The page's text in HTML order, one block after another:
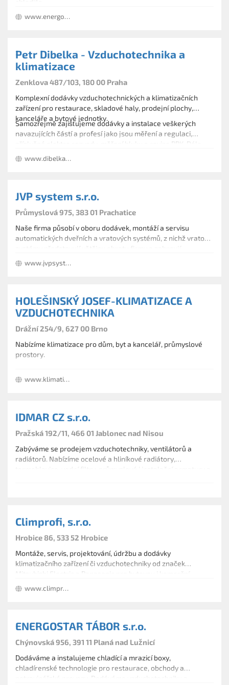
www.energoekonom.cz
Petr Dibelka - Vzduchotechnika a
klimatizace
Zenklova 487/103, 180 00 Praha
Komplexní dodávky vzduchotechnických a klimatizačních
zařízení pro restaurace, skladové haly, prodejní plochy,
kanceláře a bytové jednotky.
Samozřejmě zajišťujeme dodávky a instalace veškerých
navazujících částí a profesí jako jsou měření a regulaci,
příslušné elektro rozvody, měření hluku a revize PPK. Dále
našim zákazníkům nabízíme kompletní servisní služby jak
záruční tak i pozáruční servis, pravidelné servisní prohlídky a
www.dibelka.cz
JVP system s.r.o.
Průmyslová 975, 383 01 Prachatice
Naše firma působí v oboru dodávek, montáží a servisu
automatických dveřních a vratových systémů, z nichž vratové
systémy představují většinu obratu firmy a zahrnují
kompletní sortiment produktů: výklopné, sekční, sekční
stranově odsuvné, rolovací, křídlové, i rychloběžné, jak pro
www.jvpsystem.cz
HOLEŠINSKÝ JOSEF-KLIMATIZACE A
VZDUCHOTECHNIKA
Drážní 254/9, 627 00 Brno
Nabízíme klimatizace pro dům, byt a kancelář, průmyslové
prostory.
www.klimatizace-vzduchotechnika-holesinsky.cz
IDMAR CZ s.r.o.
Pražská 192/11, 466 01 Jablonec nad Nisou
Zabýváme se prodejem vzduchotechniky, ventilátorů a
radiátorů. Nabízíme ocelové a hliníkové radiátory,
termohlavice, vodní filtry, průmyslové i instalační armatury a
Climprofi, s.r.o.
Hrobice 86, 533 52 Hrobice
Montáže, servis, projektování, údržbu a dodávky
klimatizačního zařízení či vzduchotechniky od značek
Mitsubishi Electric a Panasonic pro bytovou i komerční
výstavbu.
www.climprofi.cz
ENERGOSTAR TÁBOR s.r.o.
Chýnovská 956, 391 11 Planá nad Lužnicí
Dodáváme a instalujeme chladící a mrazicí boxy,
chladírenské technologie pro restaurace, obchody a
potravinářské provozy. Dodáváme vzduchotechniku a